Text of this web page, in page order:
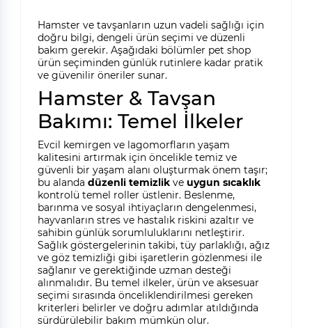
Hamster ve tavşanların uzun vadeli sağlığı için
doğru bilgi, dengeli ürün seçimi ve düzenli
bakım gerekir. Aşağıdaki bölümler pet shop
ürün seçiminden günlük rutinlere kadar pratik
ve güvenilir öneriler sunar.
Hamster & Tavşan
Bakımı: Temel İlkeler
Evcil kemirgen ve lagomorfların yaşam
kalitesini artırmak için öncelikle temiz ve
güvenli bir yaşam alanı oluşturmak önem taşır;
bu alanda düzenli temizlikve uygun sıcaklık
kontrolü temel roller üstlenir. Beslenme,
barınma ve sosyal ihtiyaçların dengelenmesi,
hayvanların stres ve hastalık riskini azaltır ve
sahibin günlük sorumluluklarını netleştirir.
Sağlık göstergelerinin takibi, tüy parlaklığı, ağız
ve göz temizliği gibi işaretlerin gözlenmesi ile
sağlanır ve gerektiğinde uzman desteği
alınmalıdır. Bu temel ilkeler, ürün ve aksesuar
seçimi sırasında önceliklendirilmesi gereken
kriterleri belirler ve doğru adımlar atıldığında
sürdürülebilir bakım mümkün olur.